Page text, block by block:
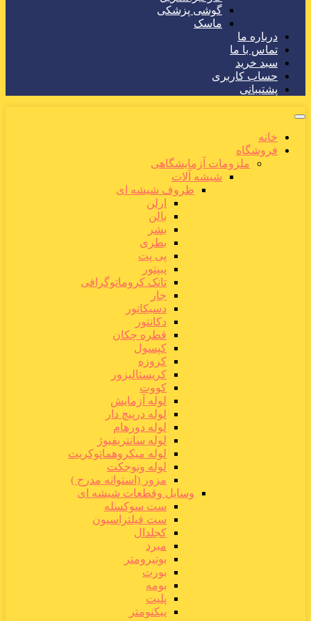
گوشی پزشکی
ماسک
درباره ما
تماس با ما
سبد خرید
حساب کاربری
پشتیبانی
خانه
فروشگاه
ملزومات آزمایشگاهی
شیشه آلات
ظروف شیشه ای
ارلن
بالن
بشر
بطری
پی پت
پیپتور
تانک کروماتوگرافی
جار
دسیکاتور
دکانتور
قطره چکان
کپسول
کروزه
کریستالیزور
کووت
لوله آزمایش
لوله درپیچ دار
لوله دورهام
لوله سانتریفیوژ
لوله میکروهماتوکریت
لوله ونوجکت
مزور (استوانه مدرج )
وسایل وقطعات شیشه ای
ست سوکسله
ست فیلتراسیون
کجلدال
مبرد
بوتیرومتر
بورت
بومه
پلیت
پیکنومتر